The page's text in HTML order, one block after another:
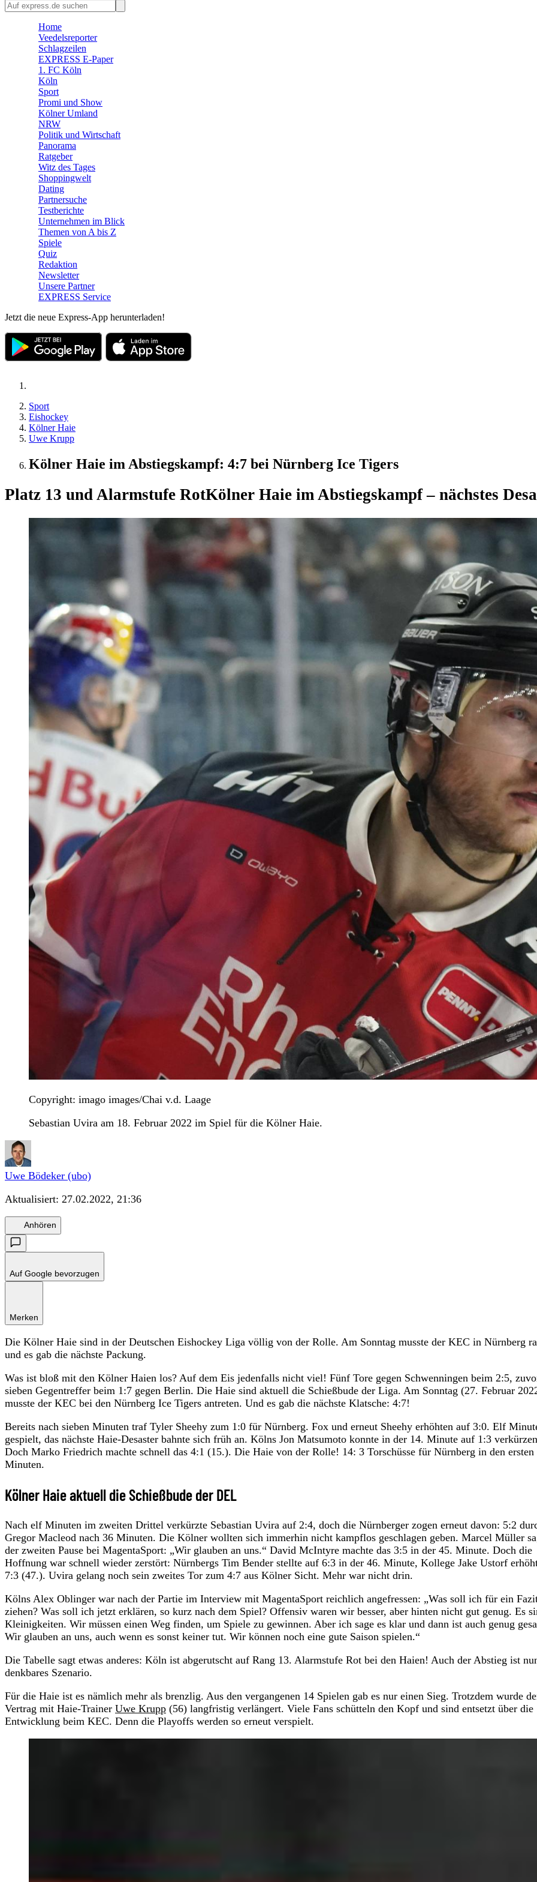
🛒 Shoppingwelt
Home
Veedelsreporter
Schlagzeilen
EXPRESS E-Paper
1. FC Köln
Köln
Sport
Promi und Show
Kölner Umland
NRW
Politik und Wirtschaft
Panorama
Ratgeber
Witz des Tages
Shoppingwelt
Dating
Partnersuche
Testberichte
Unternehmen im Blick
Themen von A bis Z
Spiele
Quiz
Redaktion
Newsletter
Unsere Partner
EXPRESS Service
Jetzt die neue Express-App herunterladen!
Sport
Eishockey
Kölner Haie
Uwe Krupp
Kölner Haie im Abstiegskampf: 4:7 bei Nürnberg Ice Tigers
Platz 13 und Alarmstufe RotKölner Haie im Abstiegskampf – nächstes
Copyright: imago images/Chai v.d. Laage
Sebastian Uvira am 18. Februar 2022 im Spiel für die Kölner Haie.
Uwe Bödeker (ubo)
Aktualisiert: 27.02.2022, 21:36
Anhören
Auf Google bevorzugen
Merken
Die Kölner Haie sind in der Deutschen Eishockey Liga völlig von der Rolle. Am Sonntag musste der KEC in Nürnberg
und es gab die nächste Packung.
Was ist bloß mit den Kölner Haien los? Auf dem Eis jedenfalls nicht viel! Fünf Tore gegen Schwenningen beim 2:5,
sieben Gegentreffer beim 1:7 gegen Berlin. Die Haie sind aktuell die Schießbude der Liga. Am Sonntag (27. Februar
musste der KEC bei den Nürnberg Ice Tigers antreten. Und es gab die nächste Klatsche: 4:7!
Bereits nach sieben Minuten traf Tyler Sheehy zum 1:0 für Nürnberg. Fox und erneut Sheehy erhöhten auf 3:0. Elf
gespielt, das nächste Haie-Desaster bahnte sich früh an. Kölns Jon Matsumoto konnte in der 14. Minute auf 1:3
Doch Marko Friedrich machte schnell das 4:1 (15.). Die Haie von der Rolle! 14: 3 Torschüsse für Nürnberg in den ersten
Minuten.
Kölner Haie aktuell die Schießbude der DEL
Nach elf Minuten im zweiten Drittel verkürzte Sebastian Uvira auf 2:4, doch die Nürnberger zogen erneut davon: 5:2
Gregor Macleod nach 36 Minuten. Die Kölner wollten sich immerhin nicht kampflos geschlagen geben. Marcel Müller
der zweiten Pause bei MagentaSport: „Wir glauben an uns.“ David McIntyre machte das 3:5 in der 45. Minute. Doch die
Hoffnung war schnell wieder zerstört: Nürnbergs Tim Bender stellte auf 6:3 in der 46. Minute, Kollege Jake Ustorf
7:3 (47.). Uvira gelang noch sein zweites Tor zum 4:7 aus Kölner Sicht. Mehr war nicht drin.
Kölns Alex Oblinger war nach der Partie im Interview mit MagentaSport reichlich angefressen: „Was soll ich für ein
ziehen? Was soll ich jetzt erklären, so kurz nach dem Spiel? Offensiv waren wir besser, aber hinten nicht gut genug. Es
Kleinigkeiten. Wir müssen einen Weg finden, um Spiele zu gewinnen. Aber ich sage es klar und dann ist auch genug
Wir glauben an uns, auch wenn es sonst keiner tut. Wir können noch eine gute Saison spielen.“
Die Tabelle sagt etwas anderes: Köln ist abgerutscht auf Rang 13. Alarmstufe Rot bei den Haien! Auch der Abstieg ist
denkbares Szenario.
Für die Haie ist es nämlich mehr als brenzlig. Aus den vergangenen 14 Spielen gab es nur einen Sieg. Trotzdem wurde
Vertrag mit Haie-Trainer Uwe Krupp (56) langfristig verlängert. Viele Fans schütteln den Kopf und sind entsetzt über die
Entwicklung beim KEC. Denn die Playoffs werden so erneut verspielt.